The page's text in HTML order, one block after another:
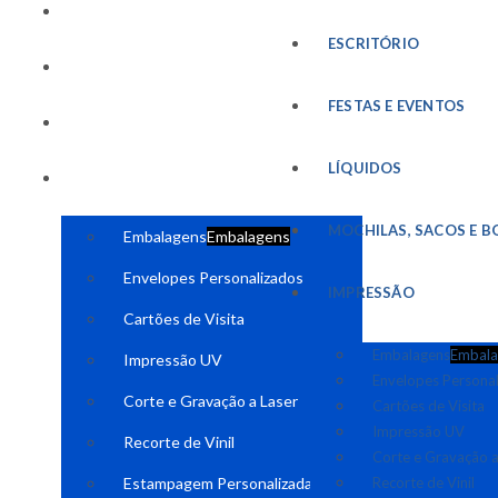
EmbalagensEmbalagens
Envelopes Personalizados
Cartões de Visita
Impressão UV
Corte e Gravação a Laser
Recorte de Vinil
Estampagem Personalizada
ESCRITÓRIO
FESTAS E EVENTOS
LÍQUIDOS
MOCHILAS, SACOS E
IMPRESSÃO
Embalagens
Envelopes
Cartões de Visita
Impressão UV
Corte e Gravação
Recorte de Vinil